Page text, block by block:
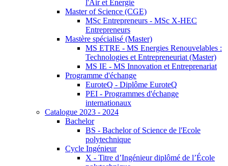
l'Air et Energie
Master of Science (CGE)
MSc Entrepreneurs - MSc X-HEC
Entrepreneurs
Mastère spécialisé (Master)
MS ETRE - MS Energies Renouvelables :
Technologies et Entrepreneuriat (Master)
MS IE - MS Innovation et Entreprenariat
Programme d'échange
EuroteQ - Diplôme EuroteQ
PEI - Programmes d'échange
internationaux
Catalogue 2023 - 2024
Bachelor
BS - Bachelor of Science de l'Ecole
polytechnique
Cycle Ingénieur
X - Titre d’Ingénieur diplômé de l’École